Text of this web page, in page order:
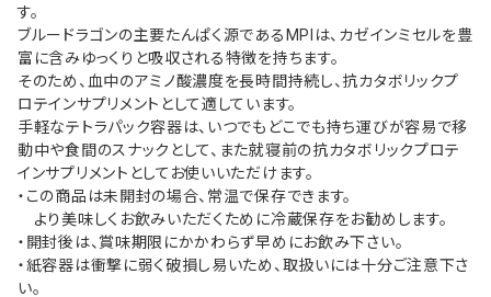
す。
ブルードラゴンの主要たんぱく源であるMPIは、カゼインミセルを豊
富に含みゆっくりと吸収される特徴を持ちます。
そのため、血中のアミノ酸濃度を長時間持続し、抗カタボリックプ
ロテインサプリメントとして適しています。
手軽なテトラパック容器は、いつでもどこでも持ち運びが容易で移
動中や食間のスナックとして、また就寝前の抗カタボリックプロテ
インサプリメントとしてお使いいただけます。
・この商品は未開封の場合、常温で保存できます。
より美味しくお飲みいただくために冷蔵保存をお勧めします。
・開封後は、賞味期限にかかわらず早めにお飲み下さい。
・紙容器は衝撃に弱く破損し易いため、取扱いには十分ご注意下さ
い。